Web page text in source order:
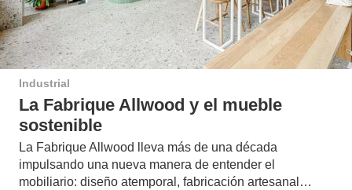
Industrial
La Fabrique Allwood y el mueble
sostenible
La Fabrique Allwood lleva más de una década
impulsando una nueva manera de entender el
mobiliario: diseño atemporal, fabricación artesanal…